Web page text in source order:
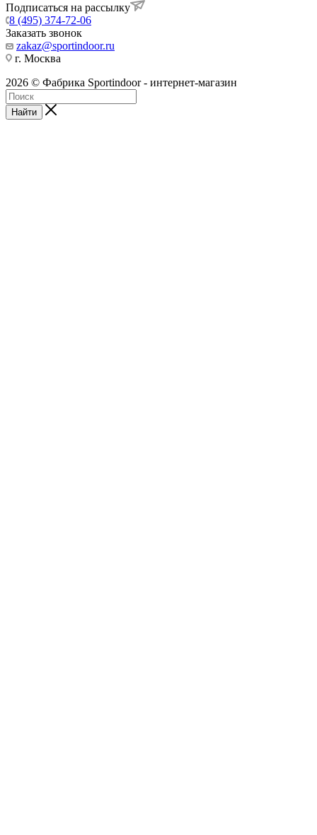
Подписаться на рассылку
8 (495) 374-72-06
Заказать звонок
zakaz@sportindoor.ru
г. Москва
2026 © Фабрика Sportindoor - интернет-магазин
Найти